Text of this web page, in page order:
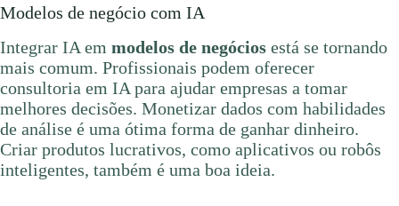
Modelos de negócio com IA
Integrar IA em modelos de negócios está se tornando
mais comum. Profissionais podem oferecer
consultoria em IA para ajudar empresas a tomar
melhores decisões. Monetizar dados com habilidades
de análise é uma ótima forma de ganhar dinheiro.
Criar produtos lucrativos, como aplicativos ou robôs
inteligentes, também é uma boa ideia.